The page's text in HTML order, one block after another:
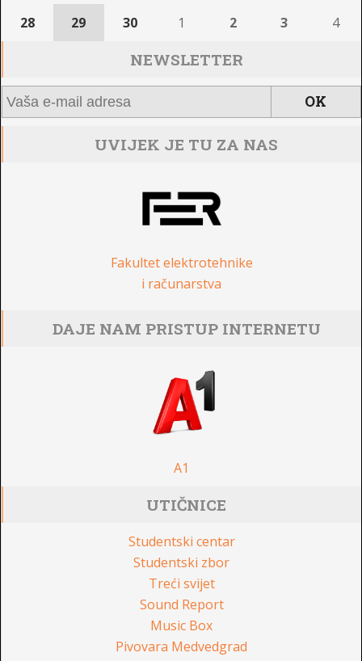
28 29 30 1 2 3 4
NEWSLETTER
UVIJEK JE TU ZA NAS
Fakultet elektrotehnike
i računarstva
DAJE NAM PRISTUP INTERNETU
A1
UTIČNICE
Studentski centar
Studentski zbor
Treći svijet
Sound Report
Music Box
Pivovara Medvedgrad